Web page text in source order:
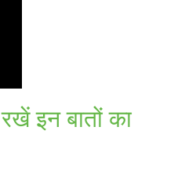
इन बातों का